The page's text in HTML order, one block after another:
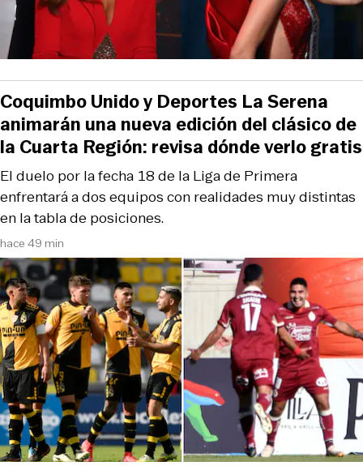
hace 49 min
El duelo por la fecha 18 de la Liga de Primera
enfrentará a dos equipos con realidades muy distintas
en la tabla de posiciones.
Coquimbo Unido y Deportes La Serena
animarán una nueva edición del clásico de
la Cuarta Región: revisa dónde verlo gratis